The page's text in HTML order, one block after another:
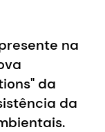
na
da
da